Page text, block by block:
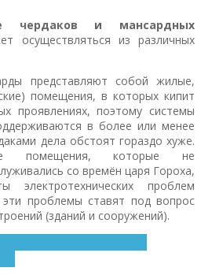
чердаков и мансардных
осуществляться из различных
представляют собой жилые,
помещения, в которых кипит
проявлениях, поэтому системы
в более или менее
дела обстоят гораздо хуже.
помещения, которые не
со времён царя Гороха,
проблем
эти проблемы ставят под вопрос
(зданий и сооружений).